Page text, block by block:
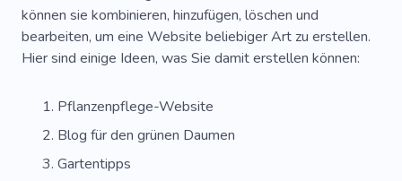
können sie kombinieren, hinzufügen, löschen und
bearbeiten, um eine Website beliebiger Art zu erstellen.
Hier sind einige Ideen, was Sie damit erstellen können:
Pflanzenpflege-Website
Blog für den grünen Daumen
Gartentipps